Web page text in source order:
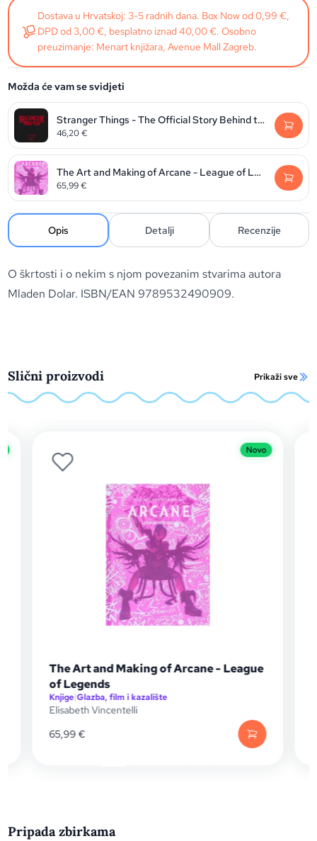
Dostava u Hrvatskoj: 3-5 radnih dana. Box Now od 0,99 €,
DPD od 3,00 €, besplatno iznad 40,00 €. Osobno
preuzimanje: Menart knjižara, Avenue Mall Zagreb.
Možda će vam se svidjeti
Stranger Things - The Official Story Behind the Legendary Series
46,20€
The Art and Making of Arcane - League of Legends
65,99€
Opis Detalji Recenzije
O škrtosti i o nekim s njom povezanim stvarima autora
Mladen Dolar. ISBN/EAN 9789532490909.
Slični proizvodi Prikaži sve
Novo
The Art and Making of Arcane - League
of Legends
Knjige|Glazba, film i kazalište
Elisabeth Vincentelli
65,99€
Pripada zbirkama